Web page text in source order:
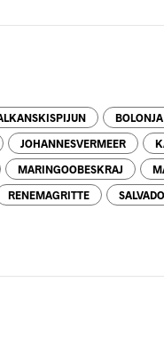
BOLONJA
JOHANNESVERMEER
MARINGOOBESKRAJ
RENEMAGRITTE